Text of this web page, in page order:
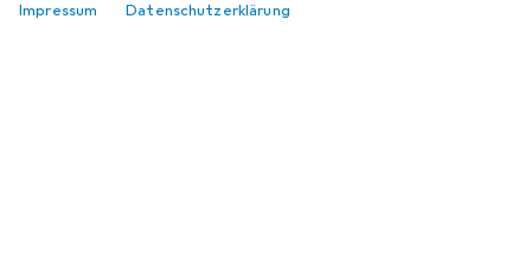
Impressum Datenschutzerklärung